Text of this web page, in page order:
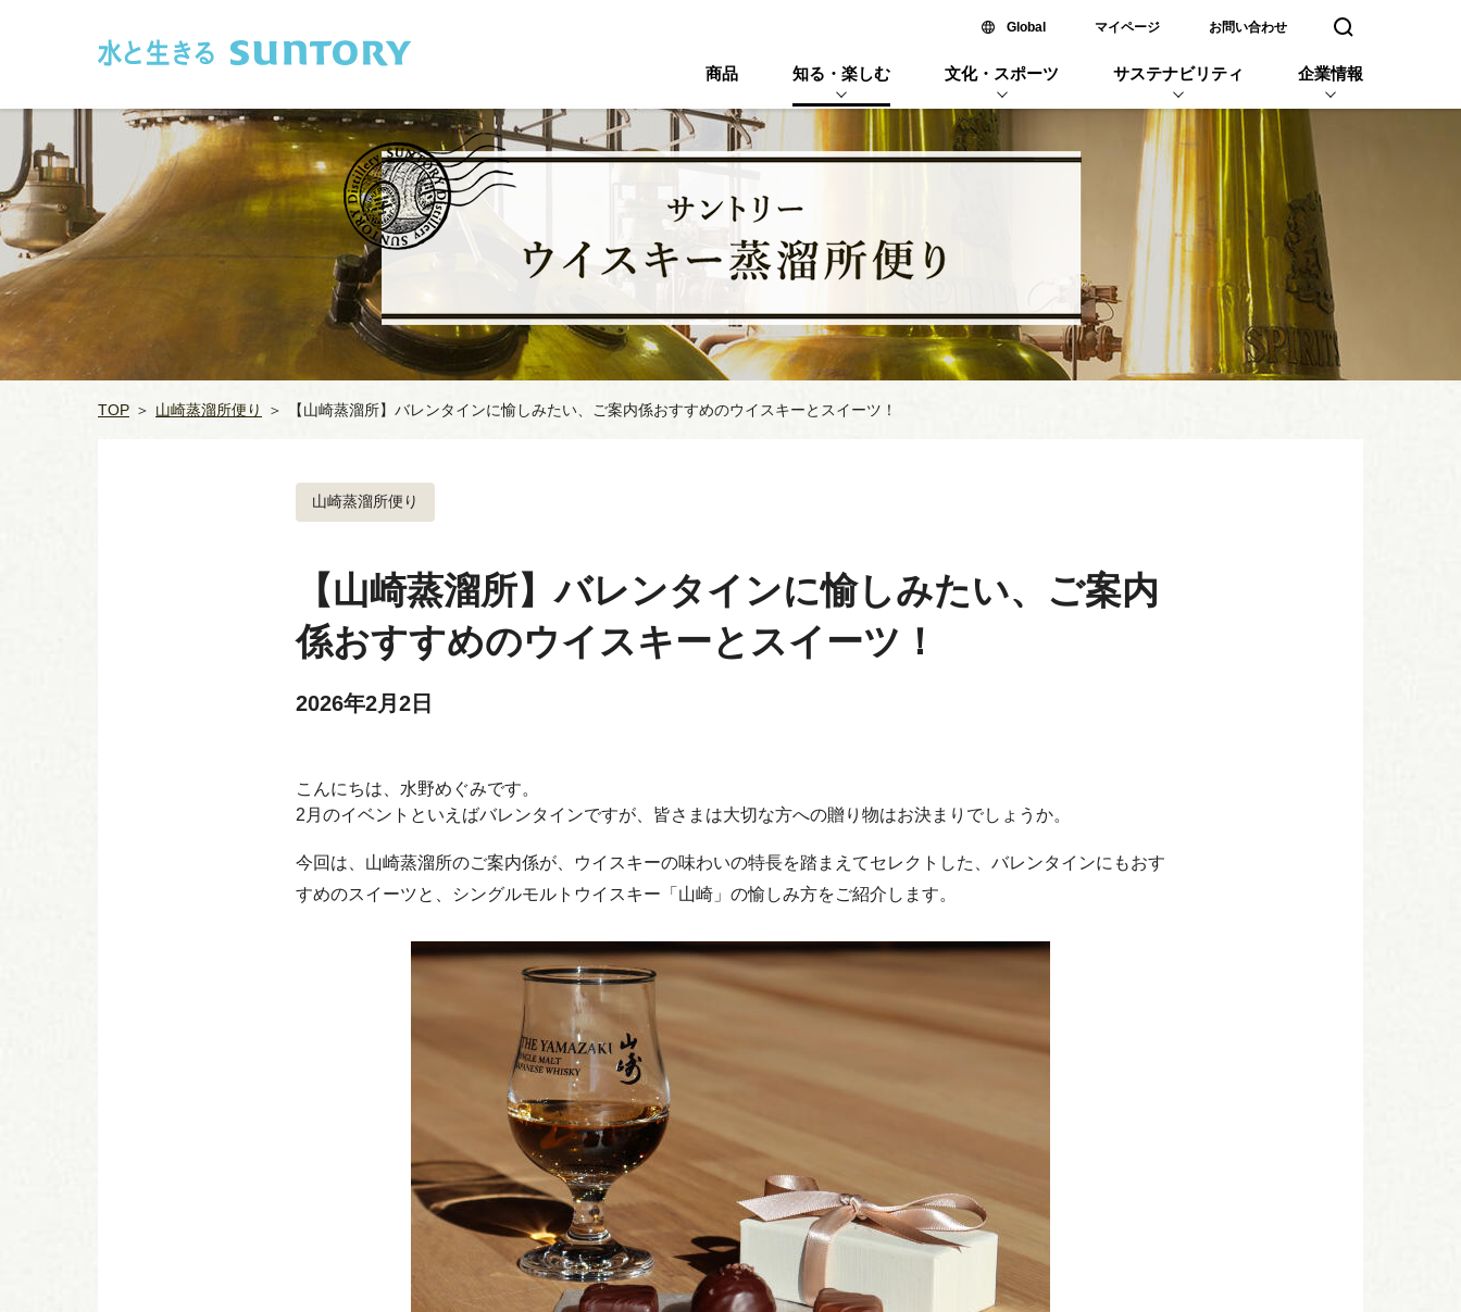
Global新しいウィンドウで開く
マイページ お問い合わせ 検索窓を開く
商品 知る・楽しむ 文化・スポーツ サステナビリティ 企業情報
TOP ＞ 山崎蒸溜所便り ＞ 【山崎蒸溜所】バレンタインに愉しみたい、ご案内係おすすめのウイスキーとスイーツ！
山崎蒸溜所便り
【山崎蒸溜所】バレンタインに愉しみたい、ご案内
係おすすめのウイスキーとスイーツ！
2026年2月2日
こんにちは、水野めぐみです。
2月のイベントといえばバレンタインですが、皆さまは大切な方への贈り物はお決まりでしょうか。
今回は、山崎蒸溜所のご案内係が、ウイスキーの味わいの特長を踏まえてセレクトした、バレンタインにもおす
すめのスイーツと、シングルモルトウイスキー「山崎」の愉しみ方をご紹介します。